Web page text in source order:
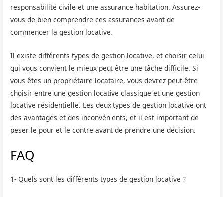
responsabilité civile et une assurance habitation. Assurez-
vous de bien comprendre ces assurances avant de
commencer la gestion locative.
Il existe différents types de gestion locative, et choisir celui
qui vous convient le mieux peut être une tâche difficile. Si
vous êtes un propriétaire locataire, vous devrez peut-être
choisir entre une gestion locative classique et une gestion
locative résidentielle. Les deux types de gestion locative ont
des avantages et des inconvénients, et il est important de
peser le pour et le contre avant de prendre une décision.
FAQ
1- Quels sont les différents types de gestion locative ?